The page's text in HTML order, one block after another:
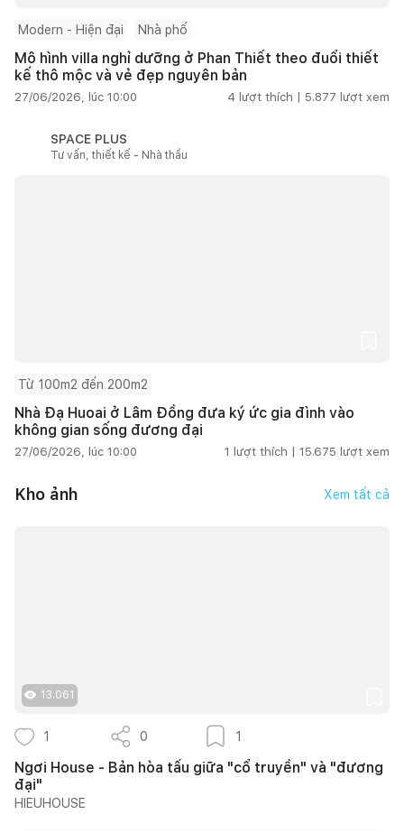
Modern - Hiện đại Nhà phố
Mô hình villa nghỉ dưỡng ở Phan Thiết theo đuổi thiết
kế thô mộc và vẻ đẹp nguyên bản
27/06/2026, lúc 10:00 4 lượt thích | 5.877 lượt xem
SPACE PLUS
Tư vấn, thiết kế - Nhà thầu
Từ 100m2 đến 200m2
Nhà Đạ Huoai ở Lâm Đồng đưa ký ức gia đình vào
không gian sống đương đại
27/06/2026, lúc 10:00 1 lượt thích | 15.675 lượt xem
Kho ảnh Xem tất cả
13.061
1 0 1
Ngơi House - Bản hòa tấu giữa "cổ truyền" và "đương
đại"
HIEUHOUSE